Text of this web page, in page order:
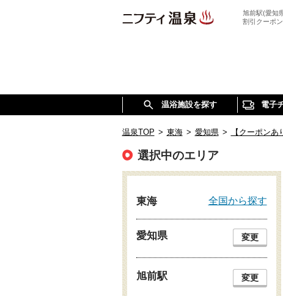
旭前駅(愛知
割引クーポ
温浴施設を探す 電子
温泉TOP > 東海 > 愛知県 > 【クーポン
選択中のエリア
東海 全国から探す
愛知県 変更
旭前駅 変更